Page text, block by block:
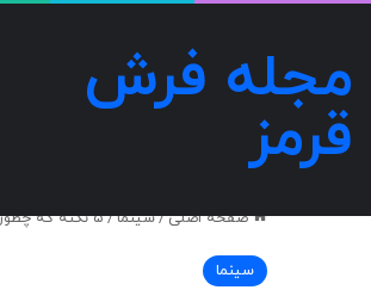
مجله فرش
قرمز
صفحه اصلی/سینما/۵ نکته‌ که چطور بهترین ساز را برای فرزندتان انتخاب کنید
سینما